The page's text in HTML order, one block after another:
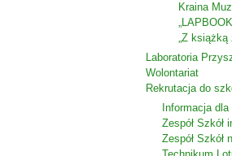
Kraina
„Z książką
Laboratoria
Wolontariat
Rekrutacja do
Informacja
Zespół Szkół
Zespół Szkół